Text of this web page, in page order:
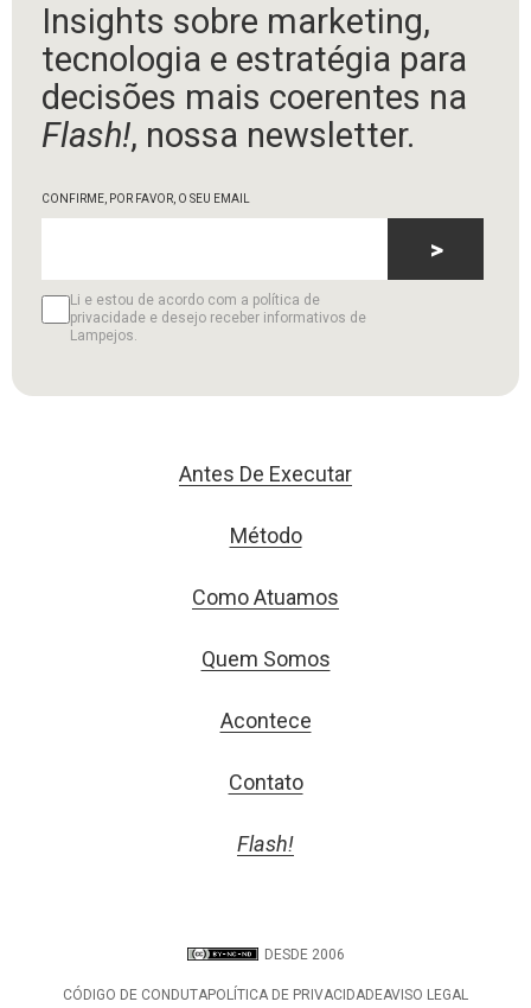
Insights sobre marketing,
tecnologia e estratégia para
decisões mais coerentes na
Flash!, nossa newsletter.
CONFIRME, POR FAVOR, O SEU EMAIL
Li e estou de acordo com a política de
privacidade e desejo receber informativos de
Lampejos.
>
Antes De Executar
Método
Como Atuamos
Quem Somos
Acontece
Contato
Flash!
DESDE 2006
CÓDIGO DE CONDUTAPOLÍTICA DE PRIVACIDADEAVISO LEGAL